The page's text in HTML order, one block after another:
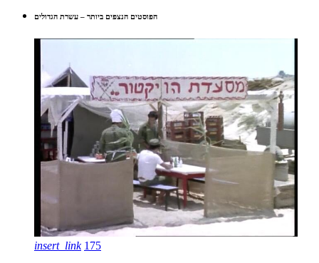
הפוסטים הנצפים ביותר – עשרת הגדולים
insert_link 175